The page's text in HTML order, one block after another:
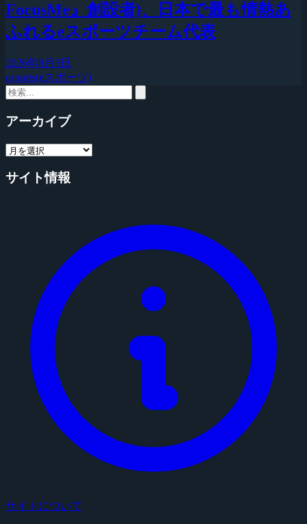
FocusMe』創設者)、日本で最も情熱あ
ふれるeスポーツチーム代表
2026年8月3日
esports(eスポーツ)
アーカイブ
サイト情報
サイトについて